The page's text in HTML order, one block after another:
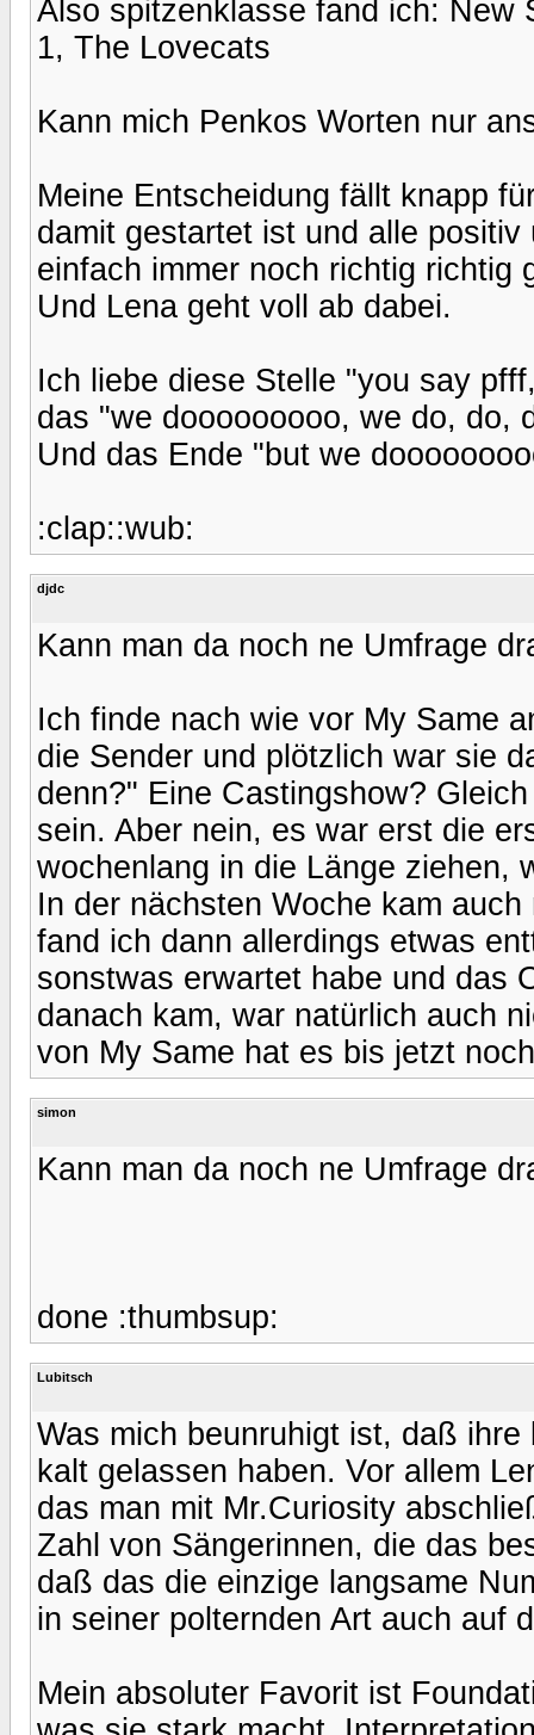
Also spitzenklasse fand ich: New
1, The Lovecats
Kann mich Penkos Worten nur
Meine Entscheidung fällt knapp
damit gestartet ist und alle
einfach immer noch richtig richtig
Und Lena geht voll ab dabei.
Ich liebe diese Stelle "you say
das "we dooooooooo, we do, do,
Und das Ende "but we
:clap::wub:
djdc
Kann man da noch ne Umfrage
Ich finde nach wie vor My Same
die Sender und plötzlich war sie
denn?" Eine Castingshow?
sein. Aber nein, es war erst die
wochenlang in die Länge ziehen,
In der nächsten Woche kam
fand ich dann allerdings etwas
sonstwas erwartet habe und das
danach kam, war natürlich auch
von My Same hat es bis jetzt
simon
Kann man da noch ne Umfrage
done :thumbsup:
Lubitsch
Was mich beunruhigt ist, daß
kalt gelassen haben. Vor allem
das man mit Mr.Curiosity
Zahl von Sängerinnen, die das
daß das die einzige langsame
in seiner polternden Art auch auf
Mein absoluter Favorit ist